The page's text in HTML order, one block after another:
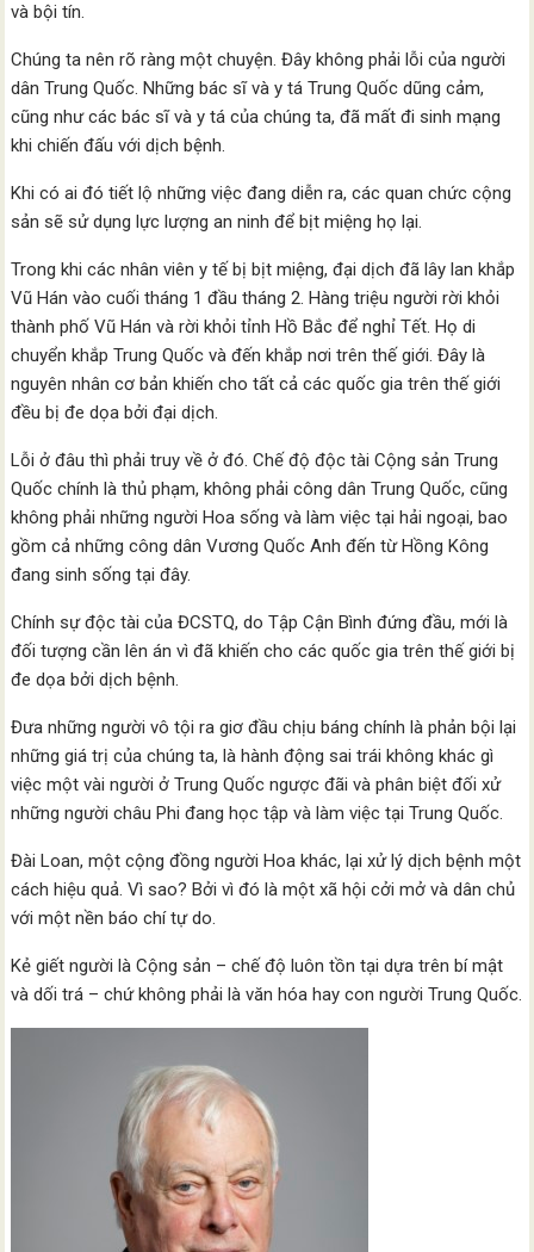
và bội tín.
Chúng ta nên rõ ràng một chuyện. Đây không phải lỗi của người
dân Trung Quốc. Những bác sĩ và y tá Trung Quốc dũng cảm,
cũng như các bác sĩ và y tá của chúng ta, đã mất đi sinh mạng
khi chiến đấu với dịch bệnh.
Khi có ai đó tiết lộ những việc đang diễn ra, các quan chức cộng
sản sẽ sử dụng lực lượng an ninh để bịt miệng họ lại.
Trong khi các nhân viên y tế bị bịt miệng, đại dịch đã lây lan khắp
Vũ Hán vào cuối tháng 1 đầu tháng 2. Hàng triệu người rời khỏi
thành phố Vũ Hán và rời khỏi tỉnh Hồ Bắc để nghỉ Tết. Họ di
chuyển khắp Trung Quốc và đến khắp nơi trên thế giới. Đây là
nguyên nhân cơ bản khiến cho tất cả các quốc gia trên thế giới
đều bị đe dọa bởi đại dịch.
Lỗi ở đâu thì phải truy về ở đó. Chế độ độc tài Cộng sản Trung
Quốc chính là thủ phạm, không phải công dân Trung Quốc, cũng
không phải những người Hoa sống và làm việc tại hải ngoại, bao
gồm cả những công dân Vương Quốc Anh đến từ Hồng Kông
đang sinh sống tại đây.
Chính sự độc tài của ĐCSTQ, do Tập Cận Bình đứng đầu, mới là
đối tượng cần lên án vì đã khiến cho các quốc gia trên thế giới bị
đe dọa bởi dịch bệnh.
Đưa những người vô tội ra giơ đầu chịu báng chính là phản bội lại
những giá trị của chúng ta, là hành động sai trái không khác gì
việc một vài người ở Trung Quốc ngược đãi và phân biệt đối xử
những người châu Phi đang học tập và làm việc tại Trung Quốc.
Đài Loan, một cộng đồng người Hoa khác, lại xử lý dịch bệnh một
cách hiệu quả. Vì sao? Bởi vì đó là một xã hội cởi mở và dân chủ
với một nền báo chí tự do.
Kẻ giết người là Cộng sản – chế độ luôn tồn tại dựa trên bí mật
và dối trá – chứ không phải là văn hóa hay con người Trung Quốc.